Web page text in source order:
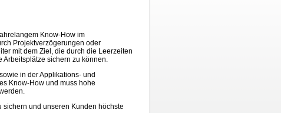
Know-How im
Projektverzögerungen oder
mit dem Ziel, die durch die Leerzeiten
Arbeitsplätze sichern zu können.
in der Applikations- und
Know-How und muss hohe
sichern und unseren Kunden höchste